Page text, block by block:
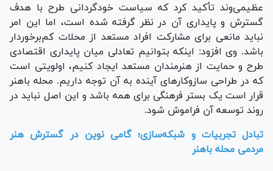
عظیمی‌وند تأکید کرد که سیاست خودگردانی طرح با هدف
گسترش و پایداری آن در نظر گرفته شده است، اما این امر
نباید مانعی برای مشارکت افراد مستعد از محلات کم‌برخوردار
باشد. وی افزود: اینکه بتوانیم تعادلی میان پایداری اقتصادی
طرح و حمایت از هنرمندان مستعد ایجاد کنیم، اولویتی است
که در طراحی سازوکار‌های آینده به آن توجه داریم. محله باهنر
قرار است یک بستر فرهنگی برای همه باشد و این اصل نباید در
روند توسعه آن فراموش شود.
تبادل تجربیات و شبکه‌سازی؛ گامی نوین در گسترش هنر
مردمی محله باهنر